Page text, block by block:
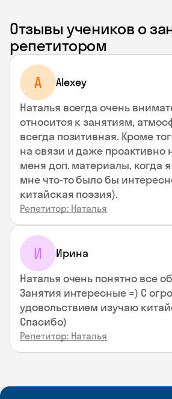
Отзывы учеников о
репетитором
A Alexey
Наталья всегда очень
относится к занятиям,
всегда позитивная. Кроме
на связи и даже проактивно
меня доп. материалы, когда
мне что-то было бы
китайская поэзия).
Репетитор: Наталья
И Ирина
Наталья очень понятно все
Занятия интересные =) С
удовольствием изучаю
Спасибо)
Репетитор: Наталья